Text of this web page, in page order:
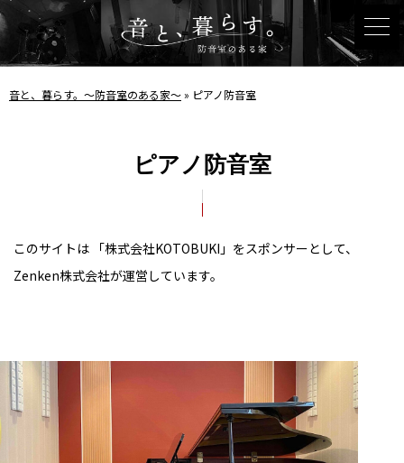
音と、暮らす。〜防音室のある家〜» ピアノ防音室
ピアノ防音室
このサイトは 「株式会社KOTOBUKI」をスポンサーとして、
Zenken株式会社が運営しています。